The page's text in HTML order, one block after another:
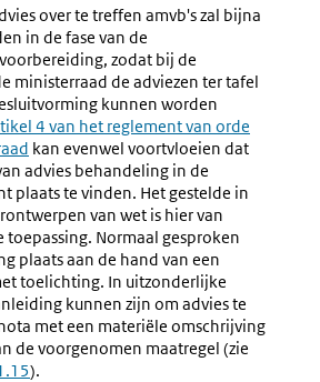
Algemeen
over te treffen amvb's zal bijna
in de fase van de
zodat bij de
ministerraad de adviezen ter tafel
kunnen worden
4 van het reglement van orde
kan evenwel voortvloeien dat
advies behandeling in de
plaats te vinden. Het gestelde in
van wet is hier van
toepassing. Normaal gesproken
plaats aan de hand van een
toelichting. In uitzonderlijke
kunnen zijn om advies te
met een materiële omschrijving
de voorgenomen maatregel (zie
).